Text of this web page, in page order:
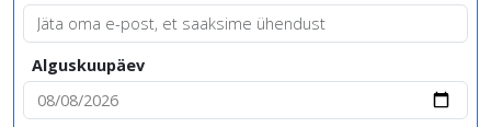
Alguskuupäev